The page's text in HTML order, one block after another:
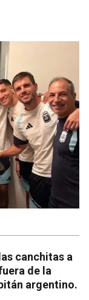
canchitas a
de la
argentino.